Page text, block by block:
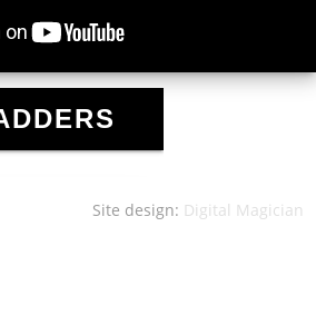
Site design: Digital Magician